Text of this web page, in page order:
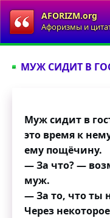
AFORIZM.org
Афоризмы и
МУЖ СИДИТ В
Муж сидит в
это время к
ему пощёчину.
— За что? —
муж.
— За то, что
Через